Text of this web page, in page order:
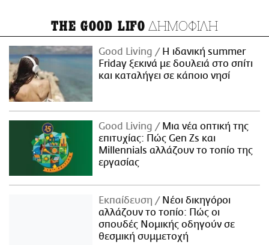
THE GOOD LIFO ΔΗΜΟΦΙΛΗ
Good Living
Η ιδανική summer
Friday ξεκινά με δουλειά στο σπίτι
και καταλήγει σε κάποιο νησί
Good Living
Μια νέα οπτική της
επιτυχίας: Πώς Gen Zs και
Millennials αλλάζουν το τοπίο της
εργασίας
Εκπαίδευση
Νέοι δικηγόροι
αλλάζουν το τοπίο: Πώς οι
σπουδές Νομικής οδηγούν σε
θεσμική συμμετοχή